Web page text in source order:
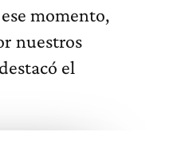
momento,
nuestros
el